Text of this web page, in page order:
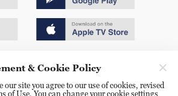
& Cookie Policy
site you agree to our use of cookies, revised
of Use. You can change your cookie settings